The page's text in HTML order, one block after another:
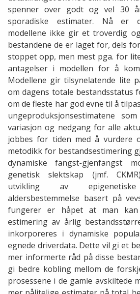
spenner over godt og vel 30
sporadiske estimater. Nå er
modellene ikke gir et troverdig
bestandene de er laget for, dels
stoppet opp, men mest pga. for
antagelser i modellen for å
Modellene gir tilsynelatende lite
om dagens totale bestandsstatus
om de fleste har god evne til å
ungeproduksjonsestimatene
variasjon og nedgang for alle
jobbes for tiden med å vurdere
metodikk for bestandsestimering
dynamiske fangst-gjenfangst
genetisk slektskap (jmf.
utvikling av
aldersbestemmelse basert på
fungerer er håpet at man
estimering av årlig
inkorporeres i dynamiske
egnede driverdata. Dette vil gi et
mer informerte råd på disse
gi bedre kobling mellom de
prosessene i de gamle avskiltede